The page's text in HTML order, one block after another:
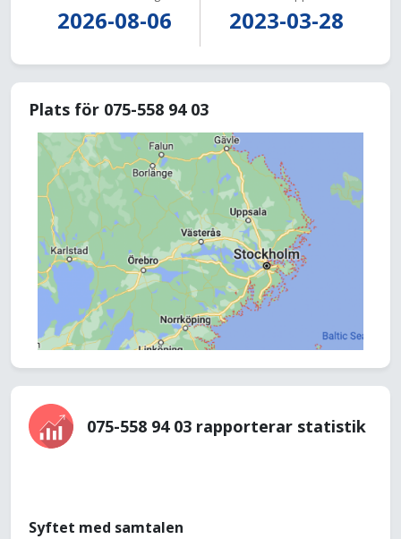
2026-08-06 2023-03-28
Plats för 075-558 94 03
075-558 94 03 rapporterar statistik
Syftet med samtalen